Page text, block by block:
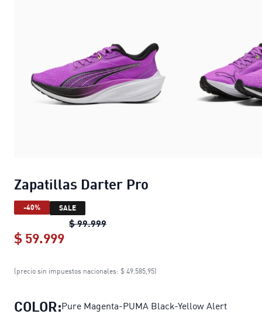
Zapatillas Darter Pro
-40% SALE
$ 99.999Zapatillas Darter Pro
$ 59.999
Zapatillas Darter Pro
(precio sin impuestos nacionales: $ 49.585,95)
COLOR:Pure Magenta-PUMA Black-Yellow Alert